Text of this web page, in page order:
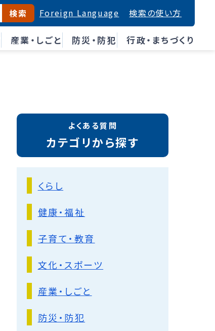
産業・しごと 防災・防犯 行政・まちづくり
検索 Foreign Language 検索の使い方
よくある質問
カテゴリから探す
くらし
健康・福祉
子育て・教育
文化・スポーツ
産業・しごと
防災・防犯